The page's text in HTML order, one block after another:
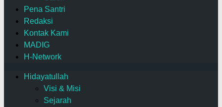
Pena Santri
Redaksi
Kontak Kami
MADIG
H-Network
Hidayatullah
Visi & Misi
Sejarah